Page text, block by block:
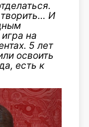
И
на
5 лет
освоить
есть к